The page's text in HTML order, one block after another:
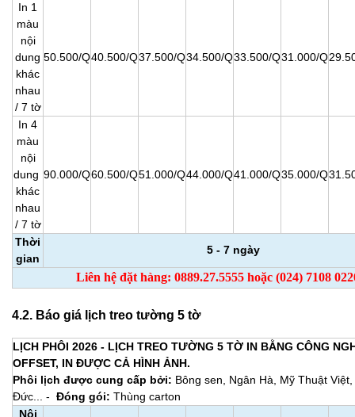
In 1
màu
nội
dung
khác
nhau
/ 7 tờ
50.500/Q40.500/Q37.500/Q34.500/Q33.500/Q31.000/Q
In 4
màu
nội
dung
khác
nhau
/ 7 tờ
90.000/Q60.500/Q51.000/Q44.000/Q41.000/Q35.000/Q
Thời
gian
5 - 7 ngày
Liên hệ đặt hàng: 0889.27.5555 hoặc (024) 7108
4.2. Báo giá lịch treo tường 5 tờ
LỊCH PHÔI 2026 - LỊCH TREO TƯỜNG 5 TỜ IN BẰNG CÔNG
OFFSET, IN ĐƯỢC CẢ HÌNH ẢNH.
Phôi lịch được cung cấp bởi: Bông sen, Ngân Hà, Mỹ Thuật
Đức... - Đóng gói: Thùng carton
Nội